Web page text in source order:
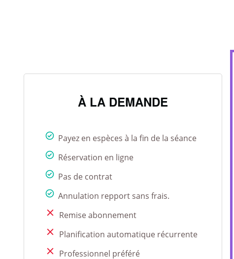
À LA DEMANDE
Payez en espèces à la fin de la séance
Réservation en ligne
Pas de contrat
Annulation repport sans frais.
Remise abonnement
Planification automatique récurrente
Professionnel préféré